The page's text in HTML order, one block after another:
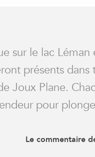
sur le lac
présents dans
Joux Plane.
pour
Le commentaire